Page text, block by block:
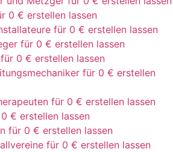
0 € erstellen lassen
für 0 € erstellen lassen
für 0 € erstellen lassen
0 € erstellen lassen
für 0 € erstellen
für 0 € erstellen lassen
€ erstellen lassen
für 0 € erstellen lassen
für 0 € erstellen lassen